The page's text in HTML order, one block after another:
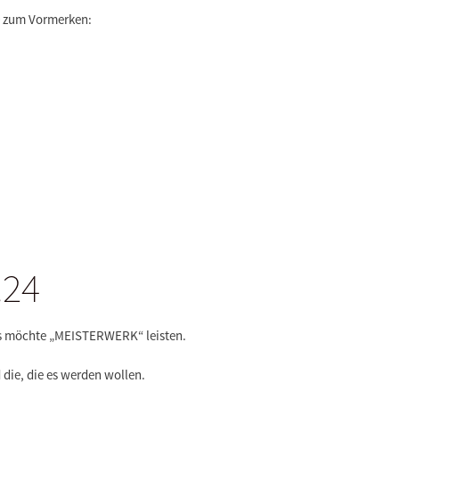
Vormerken:
„MEISTERWERK“ leisten.
die es werden wollen.